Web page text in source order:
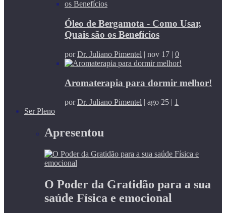
Óleo de Bergamota - Como Usar,
Quais são os Benefícios
porDr. Juliano Pimentel | nov 17 | 0
Aromaterapia para dormir melhor!
porDr. Juliano Pimentel | ago 25 | 1
Ser Pleno
Apresentou
O Poder da Gratidão para a sua
saúde Física e emocional